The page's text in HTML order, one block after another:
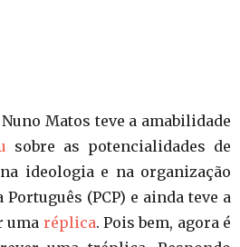
Matos teve a amabilidade
sobre as potencialidades de
ideologia e na organização
(PCP) e ainda teve a
uma réplica. Pois bem, agora é